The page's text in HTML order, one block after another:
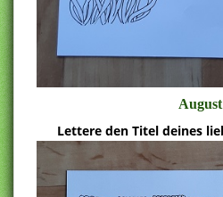
August
Lettere den Titel deines